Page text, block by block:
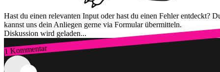
Hast du einen relevanten Input oder hast du einen Fehler entdeckt?
kannst uns dein Anliegen gerne via Formular übermitteln.
Diskussion wird geladen...
1 Kommentar
Zum Login